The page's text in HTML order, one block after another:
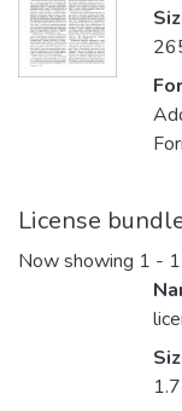
License
Now showing 1 -